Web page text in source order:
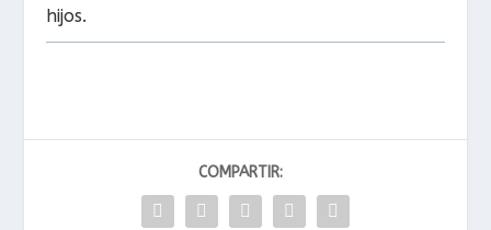
hijos.
COMPARTIR: